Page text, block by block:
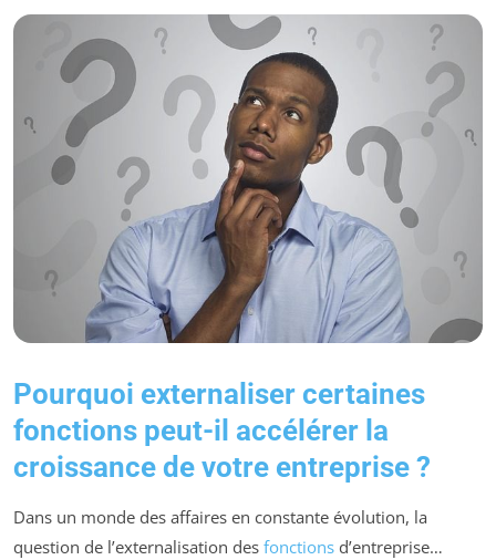
Pourquoi externaliser certaines
fonctions peut-il accélérer la
croissance de votre entreprise ?
Dans un monde des affaires en constante évolution, la
question de l’externalisation des fonctions d’entreprise…